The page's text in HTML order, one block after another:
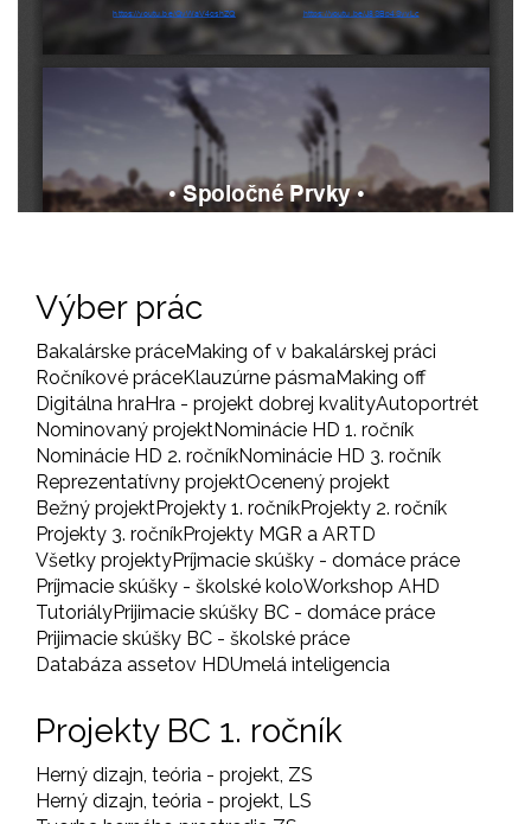
Výber prác
Bakalárske práceMaking of v bakalárskej práci
Ročníkové práceKlauzúrne pásmaMaking off
Digitálna hraHra - projekt dobrej kvalityAutoportrét
Nominovaný projektNominácie HD 1. ročník
Nominácie HD 2. ročníkNominácie HD 3. ročník
Reprezentatívny projektOcenený projekt
Bežný projektProjekty 1. ročníkProjekty 2. ročník
Projekty 3. ročníkProjekty MGR a ARTD
Všetky projektyPríjmacie skúšky - domáce práce
Príjmacie skúšky - školské koloWorkshop AHD
TutoriályPrijimacie skúšky BC - domáce práce
Prijimacie skúšky BC - školské práce
Databáza assetov HDUmelá inteligencia
Projekty BC 1. ročník
Herný dizajn, teória - projekt, ZS
Herný dizajn, teória - projekt, LS